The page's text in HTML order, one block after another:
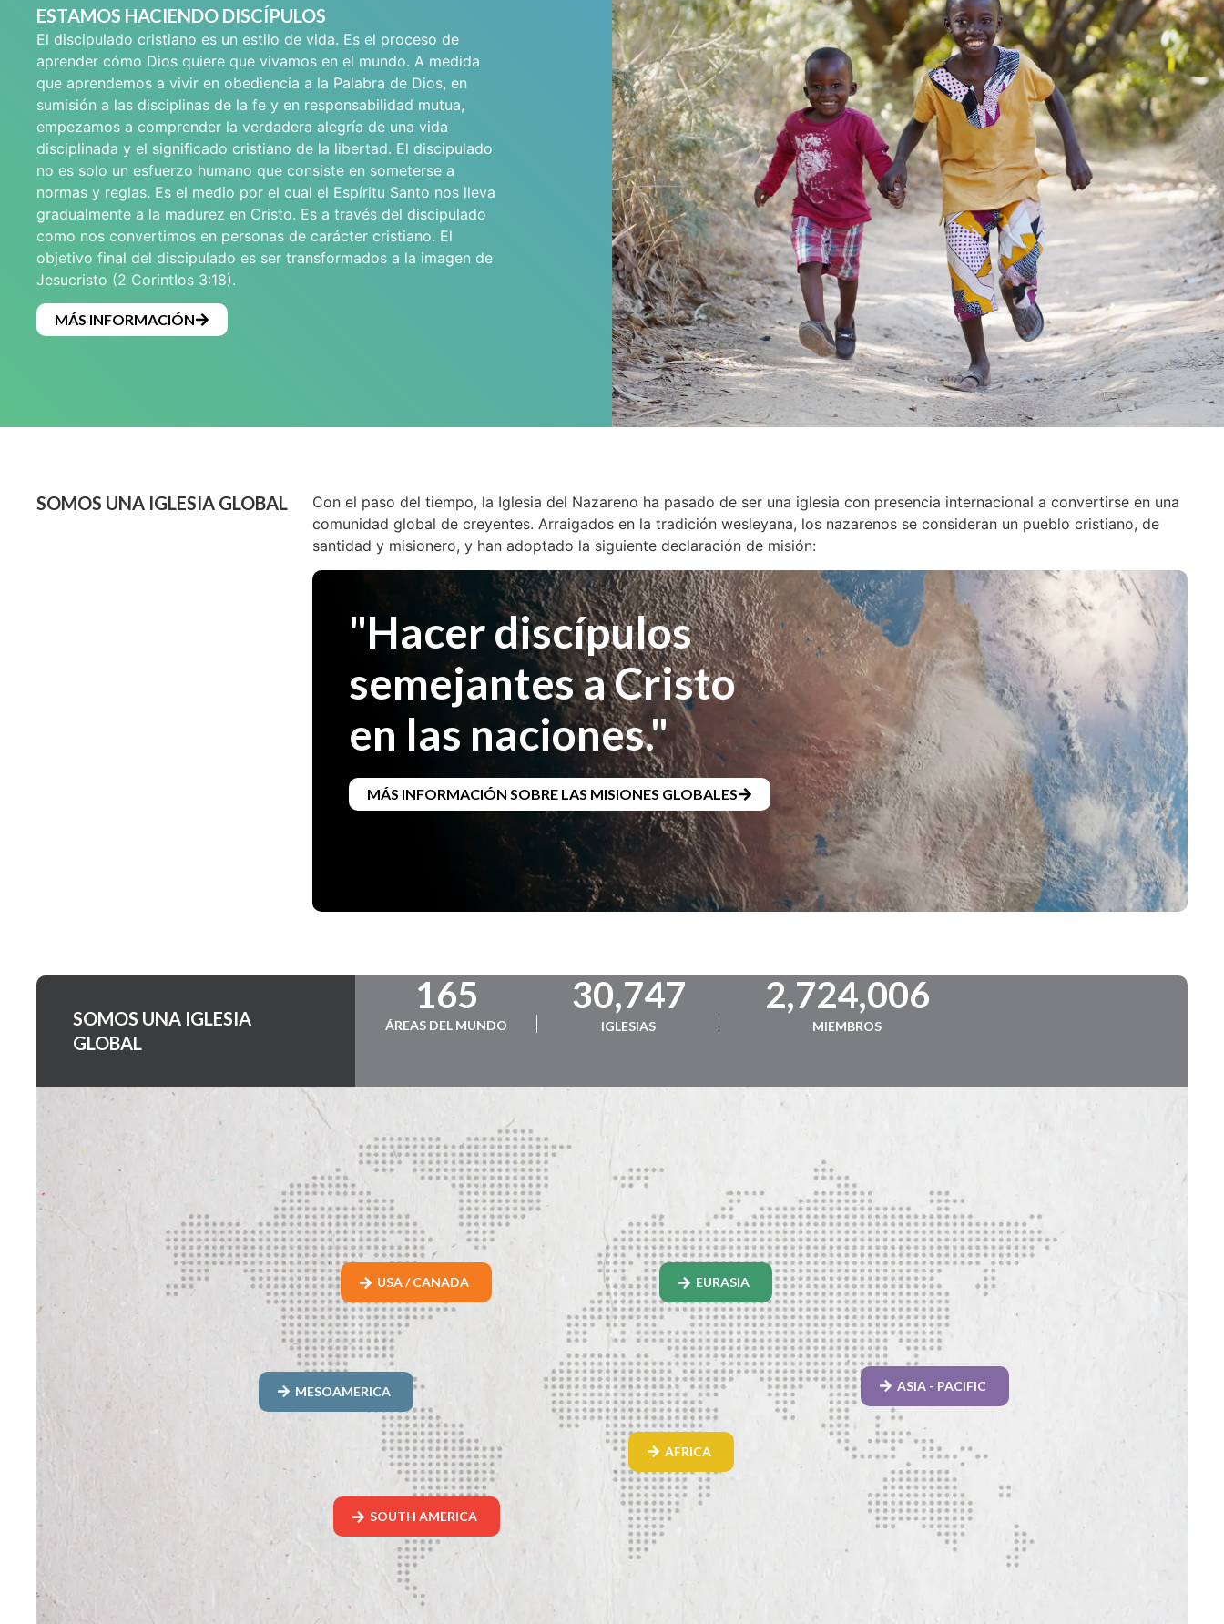
ESTAMOS HACIENDO DISCÍPULOS
El discipulado cristiano es un estilo de vida. Es el proceso de
aprender cómo Dios quiere que vivamos en el mundo. A medida
que aprendemos a vivir en obediencia a la Palabra de Dios, en
sumisión a las disciplinas de la fe y en responsabilidad mutua,
empezamos a comprender la verdadera alegría de una vida
disciplinada y el significado cristiano de la libertad. El discipulado
no es solo un esfuerzo humano que consiste en someterse a
normas y reglas. Es el medio por el cual el Espíritu Santo nos lleva
gradualmente a la madurez en Cristo. Es a través del discipulado
como nos convertimos en personas de carácter cristiano. El
objetivo final del discipulado es ser transformados a la imagen de
Jesucristo (2 CorintIos 3:18).
MÁS INFORMACIÓN
SOMOS UNA IGLESIA GLOBAL
Con el paso del tiempo, la Iglesia del Nazareno ha pasado de ser una iglesia con presencia internacional a convertirse en una
comunidad global de creyentes. Arraigados en la tradición wesleyana, los nazarenos se consideran un pueblo cristiano, de
santidad y misionero, y han adoptado la siguiente declaración de misión:
"Hacer discípulos
semejantes a Cristo
en las naciones."
MÁS INFORMACIÓN SOBRE LAS MISIONES GLOBALES
SOMOS UNA IGLESIA
GLOBAL
165
ÁREAS DEL MUNDO
30,747
IGLESIAS
2,724,006
MIEMBROS
USA / CANADA
MESOAMERICA
SOUTH AMERICA
EURASIA
AFRICA
ASIA - PACIFIC